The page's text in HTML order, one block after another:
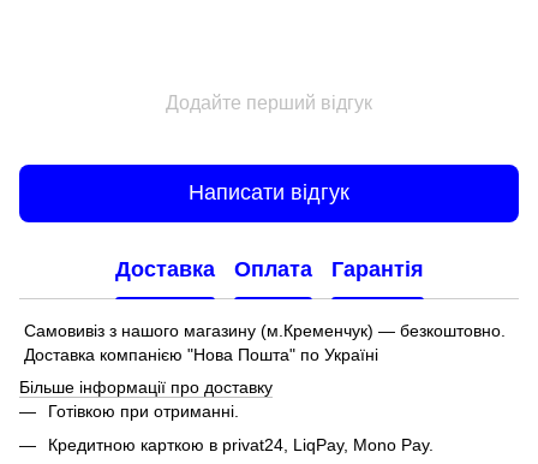
Додайте перший відгук
Написати відгук
Доставка Оплата Гарантія
Самовивіз з нашого магазину (м.Кременчук) — безкоштовно.
Доставка компанією "Нова Пошта" по Україні
Більше інформації про доставку
Готівкою при отриманні.
Кредитною карткою в privat24, LiqPay, Mono Pay.